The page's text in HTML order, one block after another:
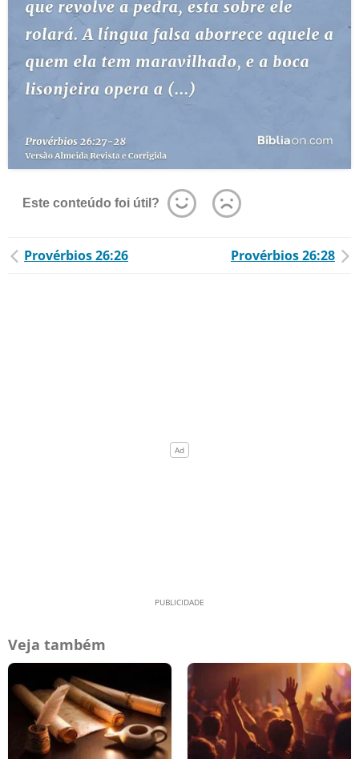
Este conteúdo foi útil?
Provérbios 26:26 Provérbios 26:28
Veja também